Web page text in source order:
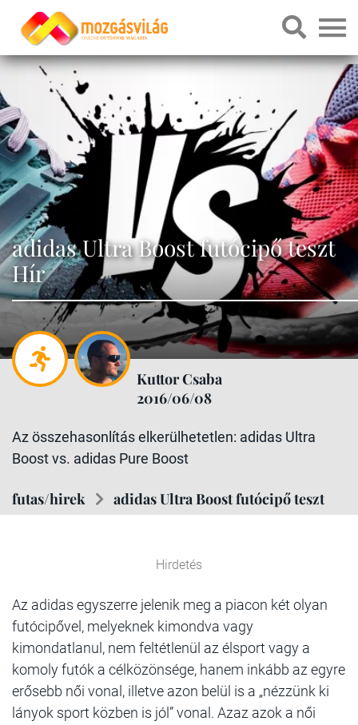
adidas Ultra Boost futócipő teszt
Hír
Kuttor Csaba
2016/06/08
Az összehasonlítás elkerülhetetlen: adidas Ultra
Boost vs. adidas Pure Boost
futas/hirek adidas Ultra Boost futócipő teszt
Hirdetés
Az adidas egyszerre jelenik meg a piacon két olyan
futócipővel, melyeknek kimondva vagy
kimondatlanul, nem feltétlenül az élsport vagy a
komoly futók a célközönsége, hanem inkább az egyre
erősebb női vonal, illetve azon belül is a „nézzünk ki
lányok sport közben is jól” vonal. Azaz azok a női